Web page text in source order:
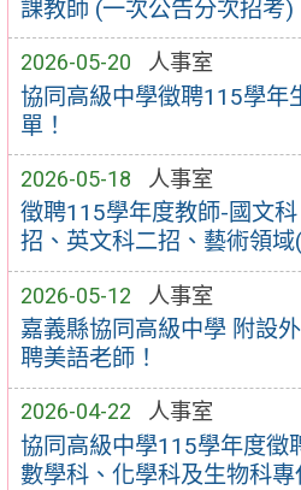
課教師 (一次公告分次招考)
2026-05-20 人事室
協同高級中學徵聘115學年
單！
2026-05-18 人事室
徵聘115學年度教師-國文
招、英文科二招、藝術領
2026-05-12 人事室
嘉義縣協同高級中學 附設
聘美語老師！
2026-04-22 人事室
協同高級中學115學年度徵
數學科、化學科及生物科專